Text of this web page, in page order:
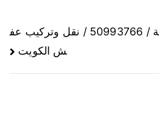
نقل اثاث ميناء ابو حليفة / 50993766 / نقل وتركيب عف
ش الكويت